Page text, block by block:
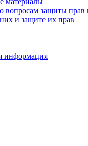
вопросам защиты прав
и защите их прав
информация